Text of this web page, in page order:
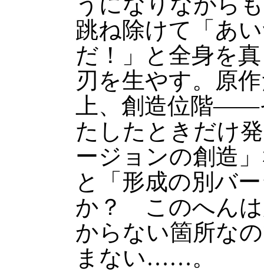
跳ね除けて「あ
だ！」と全身を
刃を生やす。原
上、創造位階
たしたときだけ
ージョンの創造
と「形成の別バ
か？ このへんは
からない箇所な
まない……。